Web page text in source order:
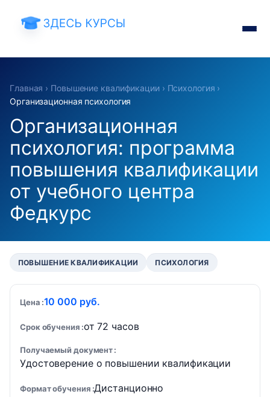
Главная › Повышение квалификации› Психология ›
Организационная психология
Организационная
психология: программа
повышения квалификации
от учебного центра
Федкурс
ПОВЫШЕНИЕ КВАЛИФИКАЦИИ ПСИХОЛОГИЯ
Цена 10 000 руб.
Срок обучения от 72 часов
Получаемый документ
Удостоверение о повышении квалификации
Формат обучения Дистанционно